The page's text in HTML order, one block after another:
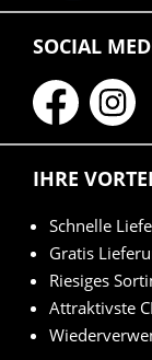
SOCIAL
IHRE
Schnelle
Gratis
Riesiges
Attraktivste